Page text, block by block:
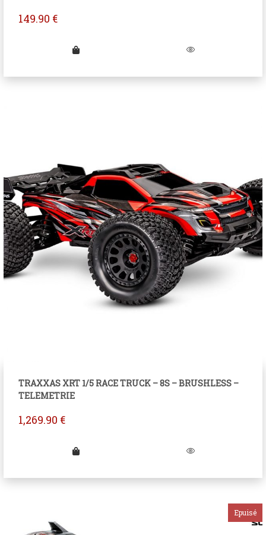
149.90 €
TRAXXAS XRT 1/5 RACE TRUCK – 8S – BRUSHLESS –
TELEMETRIE
1,269.90 €